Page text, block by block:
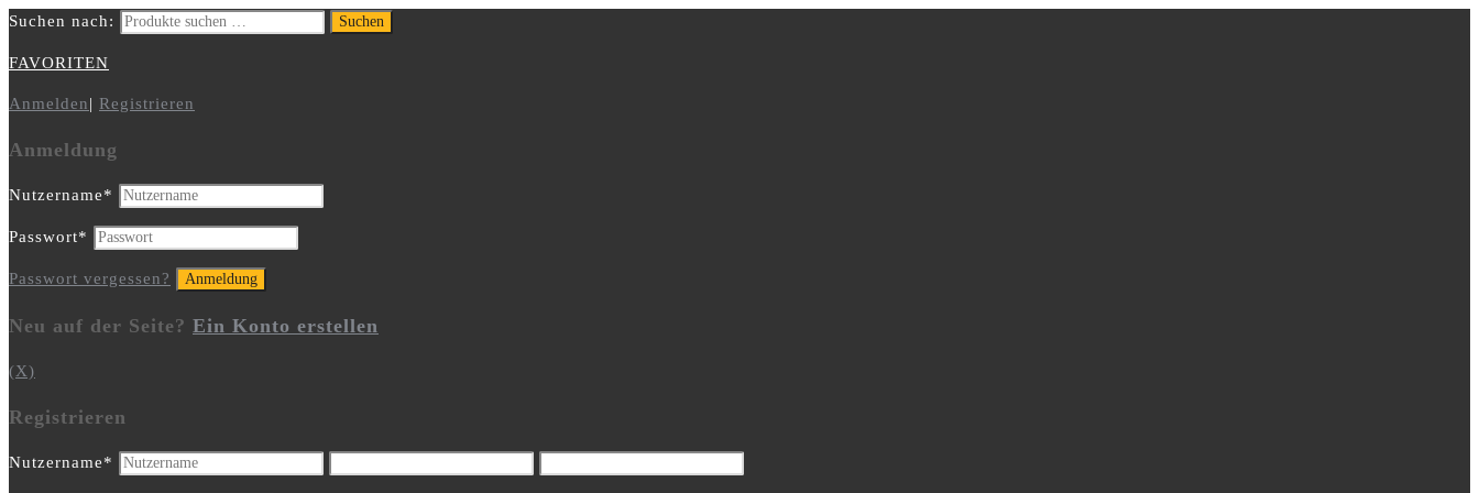
Suchen nach: Suchen
FAVORITEN
Anmelden| Registrieren
Anmeldung
Nutzername*
Passwort*
Passwort vergessen?
Neu auf der Seite? Ein Konto erstellen
(X)
Registrieren
Nutzername*